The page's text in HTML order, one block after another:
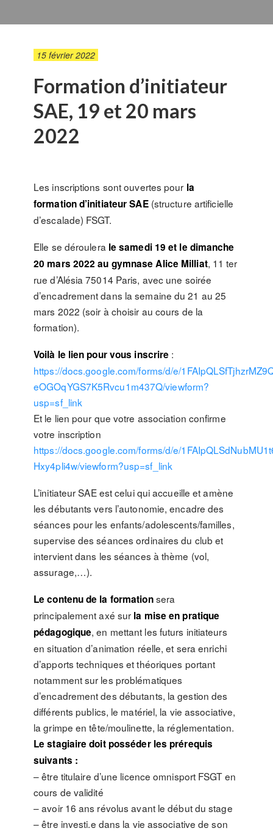
15 février 2022
Formation d’initiateur
SAE, 19 et 20 mars
2022
Les inscriptions sont ouvertes pour la
formation d’initiateur SAE (structure artificielle
d’escalade) FSGT.
Elle se déroulera le samedi 19 et le dimanche
20 mars 2022 au gymnase Alice Milliat, 11 ter
rue d’Alésia 75014 Paris, avec une soirée
d’encadrement dans la semaine du 21 au 25
mars 2022 (soir à choisir au cours de la
formation).
Voilà le lien pour vous inscrire :
https://docs.google.com/forms/d/e/
eOGOqYGS7K5Rvcu1m437Q/viewform?
usp=sf_link
Et le lien pour que votre association confirme
votre inscription
https://docs.google.com/forms/d/e/
Hxy4pli4w/viewform?usp=sf_link
L’initiateur SAE est celui qui accueille et amène
les débutants vers l’autonomie, encadre des
séances pour les enfants/adolescents/familles,
supervise des séances ordinaires du club et
intervient dans les séances à thème (vol,
assurage,…).
Le contenu de la formationsera
principalement axé sur la mise en pratique
pédagogique, en mettant les futurs initiateurs
en situation d’animation réelle, et sera enrichi
d’apports techniques et théoriques portant
notamment sur les problématiques
d’encadrement des débutants, la gestion des
différents publics, le matériel, la vie associative,
la grimpe en tête/moulinette, la réglementation.
Le stagiaire doit posséder les prérequis
suivants :
– être titulaire d’une licence omnisport FSGT en
cours de validité
– avoir 16 ans révolus avant le début du stage
– être investi.e dans la vie associative de son